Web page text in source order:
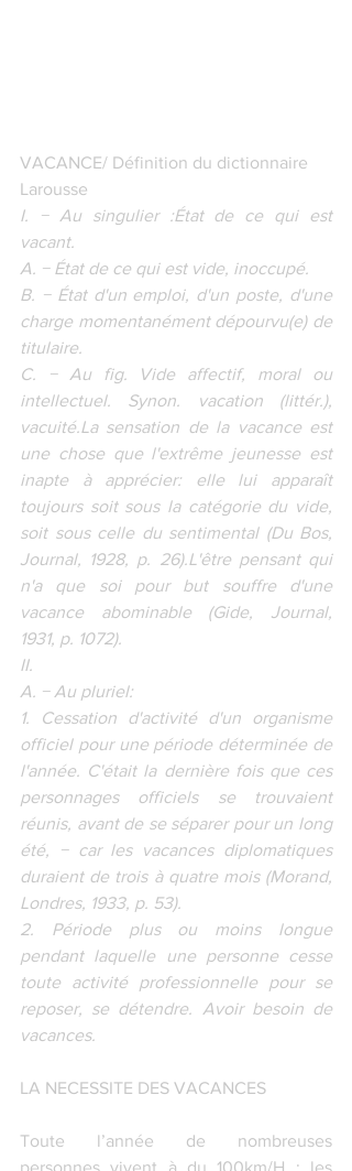
VACANCE/ Définition du dictionnaire
Larousse
I. − Au singulier :État de ce qui est
vacant.
A. − État de ce qui est vide, inoccupé.
B. − État d'un emploi, d'un poste, d'une
charge momentanément dépourvu(e) de
titulaire.
C. − Au fig. Vide affectif, moral ou
intellectuel. Synon. vacation (littér.),
vacuité.La sensation de la vacance est
une chose que l'extrême jeunesse est
inapte à apprécier: elle lui apparaît
toujours soit sous la catégorie du vide,
soit sous celle du sentimental (Du Bos,
Journal, 1928, p. 26).L'être pensant qui
n'a que soi pour but souffre d'une
vacance abominable (Gide, Journal,
1931, p. 1072).
II.
A. − Au pluriel:
1. Cessation d'activité d'un organisme
officiel pour une période déterminée de
l'année. C'était la dernière fois que ces
personnages officiels se trouvaient
réunis, avant de se séparer pour un long
été, − car les vacances diplomatiques
duraient de trois à quatre mois (Morand,
Londres, 1933, p. 53).
2. Période plus ou moins longue
pendant laquelle une personne cesse
toute activité professionnelle pour se
reposer, se détendre. Avoir besoin de
vacances.
LA NECESSITE DES VACANCES
Toute l’année de nombreuses